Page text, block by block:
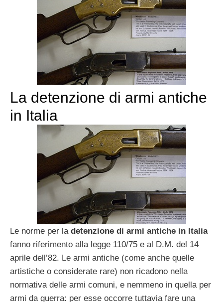
La detenzione di armi antiche
in Italia
Le norme per la detenzione di armi antiche in Italia
fanno riferimento alla legge 110/75 e al D.M. del 14
aprile dell’82. Le armi antiche (come anche quelle
artistiche o considerate rare) non ricadono nella
normativa delle armi comuni, e nemmeno in quella per
armi da guerra: per esse occorre tuttavia fare una